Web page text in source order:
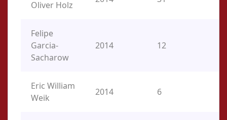
Oliver Holz
Felipe
Garcia-
Sacharow
2014 12
Eric William
Weik
2014 6